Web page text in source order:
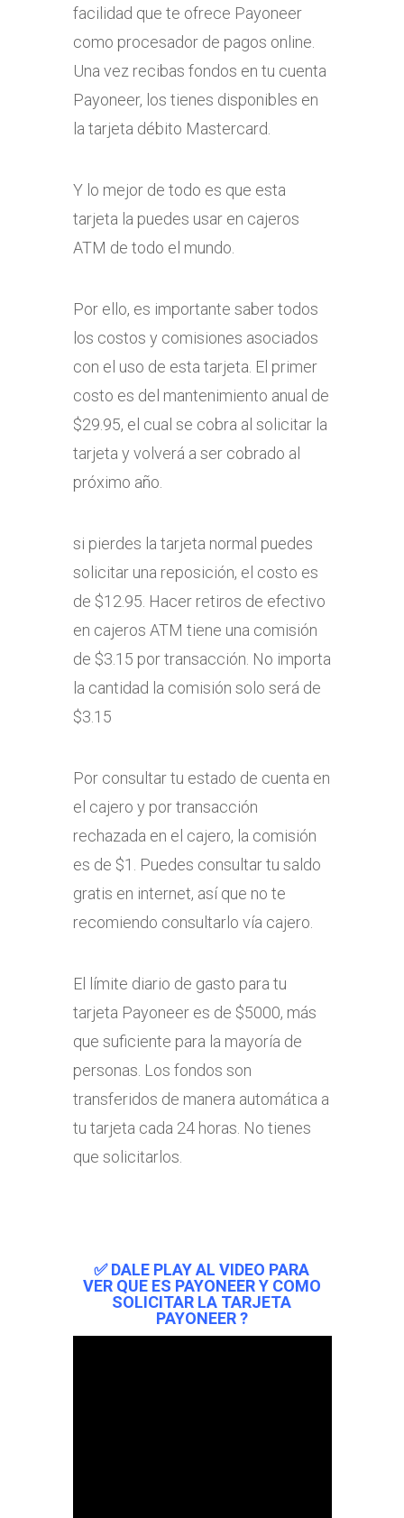
facilidad que te ofrece Payoneer
como procesador de pagos online.
Una vez recibas fondos en tu cuenta
Payoneer, los tienes disponibles en
la tarjeta débito Mastercard.
Y lo mejor de todo es que esta
tarjeta la puedes usar en cajeros
ATM de todo el mundo.
Por ello, es importante saber todos
los costos y comisiones asociados
con el uso de esta tarjeta. El primer
costo es del mantenimiento anual de
$29.95, el cual se cobra al solicitar la
tarjeta y volverá a ser cobrado al
próximo año.
si pierdes la tarjeta normal puedes
solicitar una reposición, el costo es
de $12.95. Hacer retiros de efectivo
en cajeros ATM tiene una comisión
de $3.15 por transacción. No importa
la cantidad la comisión solo será de
$3.15
Por consultar tu estado de cuenta en
el cajero y por transacción
rechazada en el cajero, la comisión
es de $1. Puedes consultar tu saldo
gratis en internet, así que no te
recomiendo consultarlo vía cajero.
El límite diario de gasto para tu
tarjeta Payoneer es de $5000, más
que suficiente para la mayoría de
personas. Los fondos son
transferidos de manera automática a
tu tarjeta cada 24 horas. No tienes
que solicitarlos.
✅ DALE PLAY AL VIDEO PARA
VER QUE ES PAYONEER Y COMO
SOLICITAR LA TARJETA
PAYONEER ?